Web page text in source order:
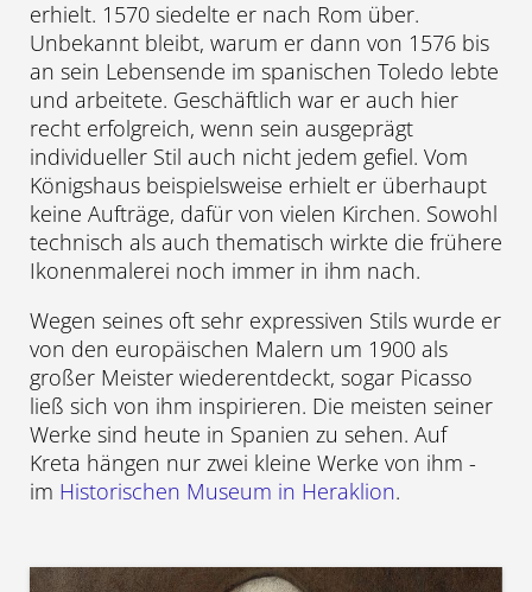
erhielt. 1570 siedelte er nach Rom über.
Unbekannt bleibt, warum er dann von 1576 bis
an sein Lebensende im spanischen Toledo lebte
und arbeitete. Geschäftlich war er auch hier
recht erfolgreich, wenn sein ausgeprägt
individueller Stil auch nicht jedem gefiel. Vom
Königshaus beispielsweise erhielt er überhaupt
keine Aufträge, dafür von vielen Kirchen. Sowohl
technisch als auch thematisch wirkte die frühere
Ikonenmalerei noch immer in ihm nach.
Wegen seines oft sehr expressiven Stils wurde er
von den europäischen Malern um 1900 als
großer Meister wiederentdeckt, sogar Picasso
ließ sich von ihm inspirieren. Die meisten seiner
Werke sind heute in Spanien zu sehen. Auf
Kreta hängen nur zwei kleine Werke von ihm -
im Historischen Museum in Heraklion.